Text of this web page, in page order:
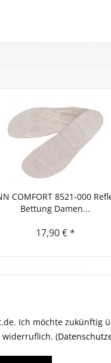
COMFORT 8521-000
Bettung Damen...
17,90 € *
Ich möchte zukünftig
widerruflich. (